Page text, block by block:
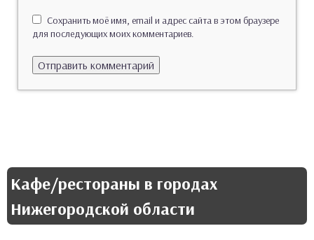
Сохранить моё имя, email и адрес сайта в этом браузере
для последующих моих комментариев.
Кафе/рестораны в городах
Нижегородской области